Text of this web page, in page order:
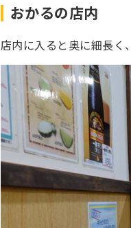
おかるの店内
店内に入ると奥に細長く